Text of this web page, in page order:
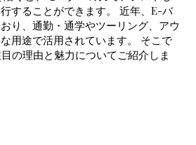
することができます。 近年、E-バ
り、通勤・通学やツーリング、アウ
用途で活用されています。 そこで
の理由と魅力についてご紹介しま